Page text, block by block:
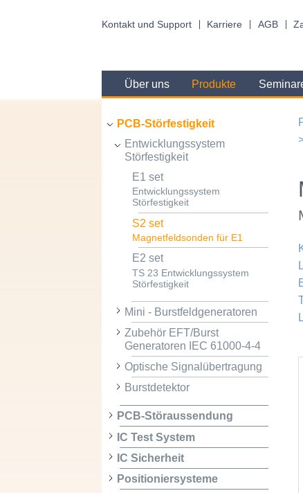
Kontakt und Support Karriere AGB
Über uns Produkte
PCB-Störfestigkeit
Entwicklungssystem
Störfestigkeit
E1 set
Entwicklungssystem
Störfestigkeit
S2 set
Magnetfeldsonden für E1
E2 set
TS 23 Entwicklungssystem
Störfestigkeit
Mini - Burstfeldgeneratoren
Zubehör EFT/Burst
Generatoren IEC 61000-4-4
Optische Signalübertragung
Burstdetektor
PCB-Störaussendung
IC Test System
IC Sicherheit
Positioniersysteme